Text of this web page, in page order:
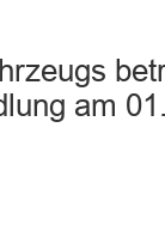
am